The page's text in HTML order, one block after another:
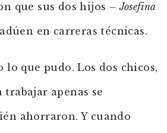
que sus dos hijos –Josefina
en carreras técnicas.
que pudo. Los dos chicos,
trabajar apenas se
ahorraron. Y cuando